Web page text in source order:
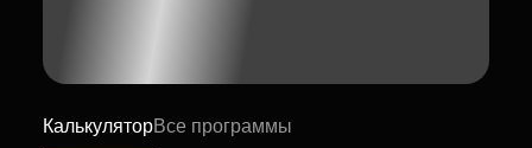
КалькуляторВсе программы